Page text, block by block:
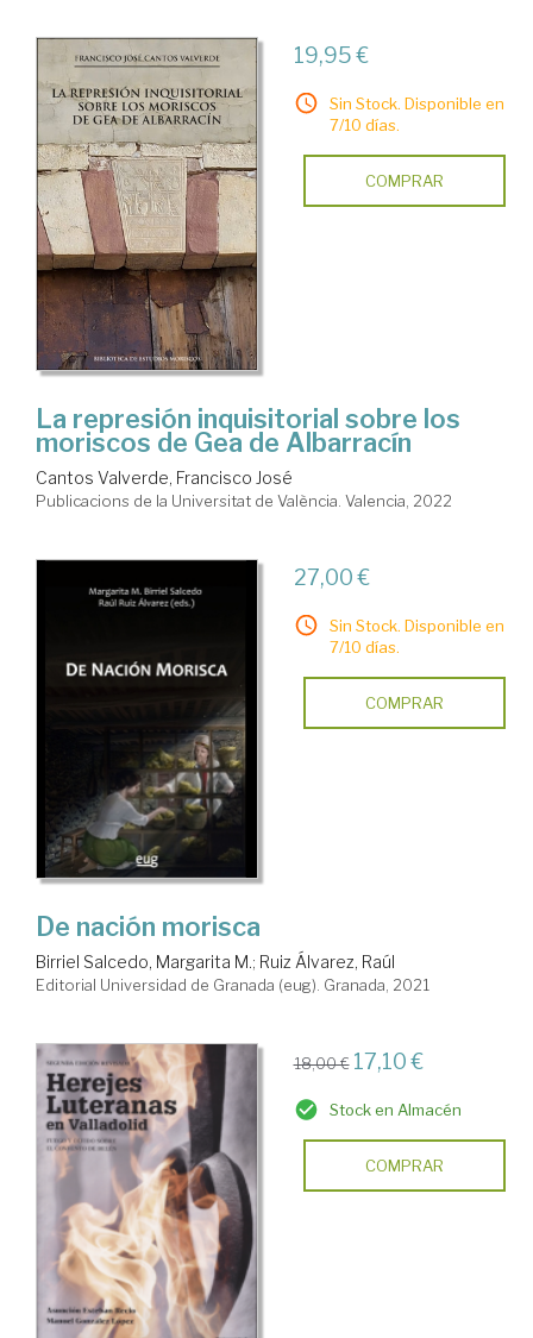
19,95 €
Sin Stock. Disponible en
7/10 días.
COMPRAR
La represión inquisitorial sobre los
moriscos de Gea de Albarracín
Cantos Valverde, Francisco José
Publicacions de la Universitat de València. Valencia, 2022
27,00 €
Sin Stock. Disponible en
7/10 días.
COMPRAR
De nación morisca
Birriel Salcedo, Margarita M.; Ruiz Álvarez, Raúl
Editorial Universidad de Granada (eug). Granada, 2021
18,00 € 17,10 €
Stock en Almacén
COMPRAR